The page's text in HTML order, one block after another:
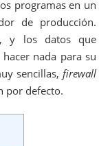
programas en un
de producción.
y los datos que
nada para su
sencillas, firewall
por defecto.